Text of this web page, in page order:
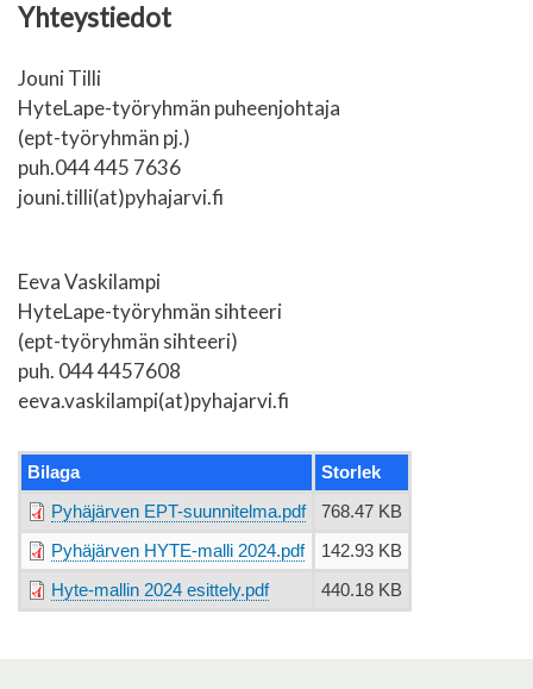
Yhteystiedot
Jouni Tilli
HyteLape-työryhmän puheenjohtaja
(ept-työryhmän pj.)
puh.044 445 7636
jouni.tilli(at)pyhajarvi.fi
Eeva Vaskilampi
HyteLape-työryhmän sihteeri
(ept-työryhmän sihteeri)
puh. 044 4457608
eeva.vaskilampi(at)pyhajarvi.fi
Bilaga Storlek
Pyhäjärven EPT-suunnitelma.pdf 768.47 KB
Pyhäjärven HYTE-malli 2024.pdf 142.93 KB
Hyte-mallin 2024 esittely.pdf 440.18 KB